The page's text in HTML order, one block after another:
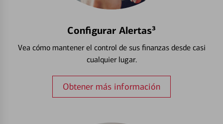
Configurar Alertas³
Vea cómo mantener el control de sus finanzas desde casi
cualquier lugar.
Obtener más información